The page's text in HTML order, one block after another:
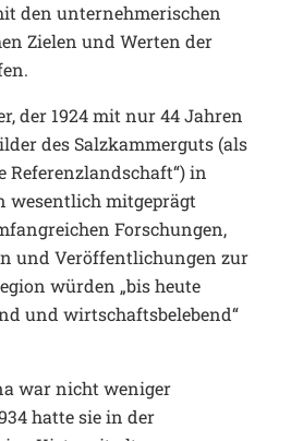
den unternehmerischen
Zielen und Werten der
der 1924 mit nur 44 Jahren
des Salzkammerguts (als
Referenzlandschaft“) in
wesentlich mitgeprägt
Forschungen,
und Veröffentlichungen zur
würden „bis heute
und wirtschaftsbelebend“
war nicht weniger
hatte sie in der